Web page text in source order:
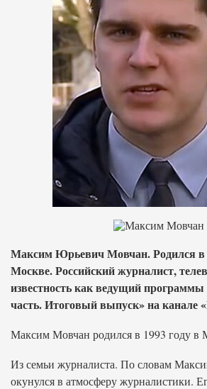
Максим Юрьевич Мовчан. Родился в
Москве. Российский журналист,
известность как ведущий
часть. Итоговый выпуск» на канале
Максим Мовчан родился в 1993 году в
Из семьи журналиста. По словам
окунулся в атмосферу журналистики.